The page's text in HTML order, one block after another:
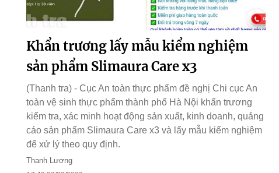
Khẩn trương lấy mẫu kiểm nghiệm
sản phẩm Slimaura Care x3
(Thanh tra) - Cục An toàn thực phẩm đề nghị Chi cục An
toàn vệ sinh thực phẩm thành phố Hà Nội khẩn trương
kiểm tra, xác minh hoạt động sản xuất, kinh doanh, quảng
cáo sản phẩm Slimaura Care x3 và lấy mẫu kiểm nghiệm
để xử lý theo quy định.
Thanh Lương